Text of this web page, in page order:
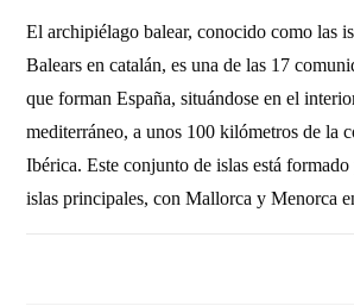
El archipiélago balear, conocido como las
Balears en catalán, es una de las 17
que forman España, situándose en el
mediterráneo, a unos 100 kilómetros de la
Ibérica. Este conjunto de islas está
islas principales, con Mallorca y Menorca